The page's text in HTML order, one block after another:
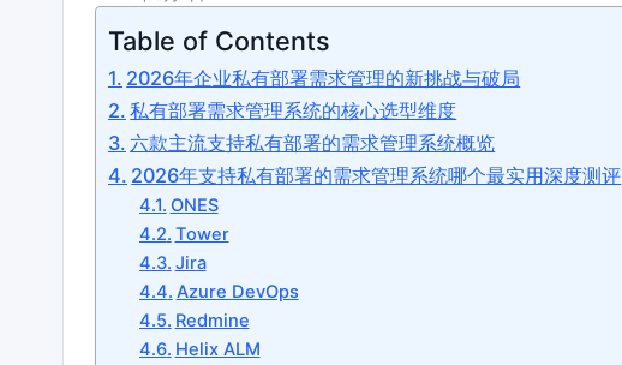
Table of Contents
2026年企业私有部署需求管理的新挑战与破局
私有部署需求管理系统的核心选型维度
六款主流支持私有部署的需求管理系统概览
2026年支持私有部署的需求管理系统哪个最实用深度测评
ONES
Tower
Jira
Azure DevOps
Redmine
Helix ALM